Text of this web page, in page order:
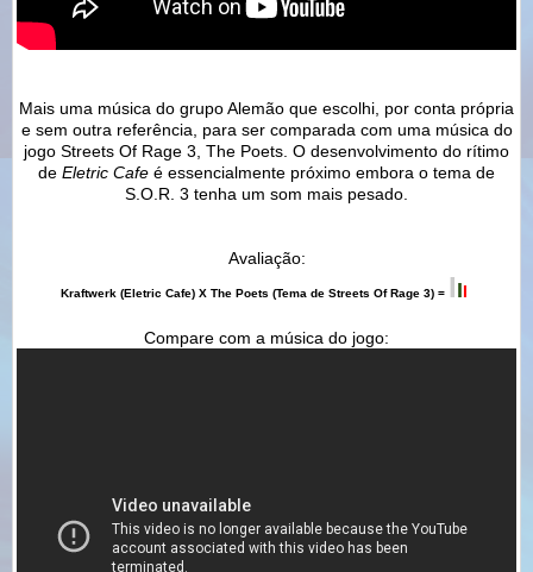
Mais uma música do grupo Alemão que escolhi, por conta própria
e sem outra referência, para ser comparada com uma música do
jogo Streets Of Rage 3, The Poets. O desenvolvimento do rítimo
de Eletric Cafe é essencialmente próximo embora o tema de
S.O.R. 3 tenha um som mais pesado.
Avaliação:
Kraftwerk (Eletric Cafe) X The Poets (Tema de Streets Of Rage 3) = III
Compare com a música do jogo: